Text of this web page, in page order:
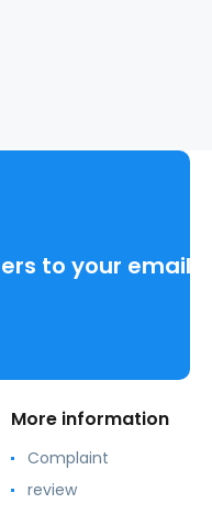
to your email
More information
Complaint
review